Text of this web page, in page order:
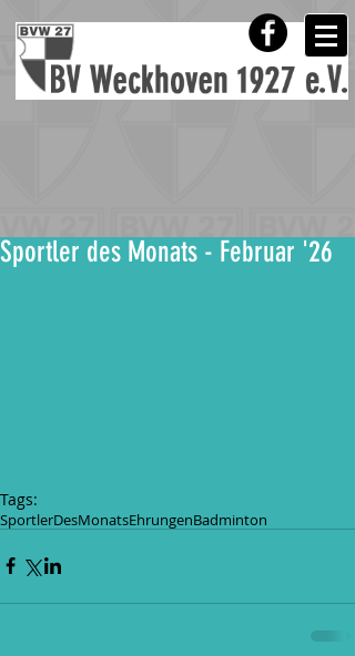
Sportler des Monats - Februar '26
Tags:
SportlerDesMonatsEhrungenBadminton